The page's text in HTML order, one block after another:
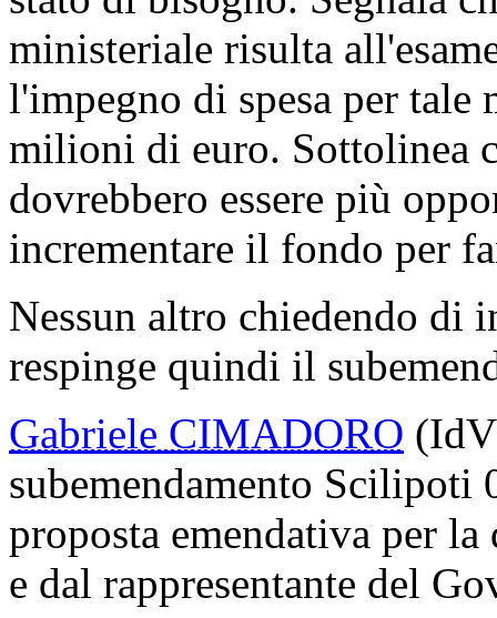
ministeriale risulta
l'impegno di spesa per tale
milioni di euro. Sottolinea
dovrebbero essere più
incrementare il fondo per
Nessun altro chiedendo di
respinge quindi il
Gabriele CIMADORO
subemendamento Scilipoti
proposta emendativa per la
e dal rappresentante del